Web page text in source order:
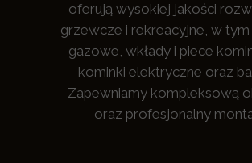
oferują wysokiej jakości
grzewcze i rekreacyjne, w tym
gazowe, wkłady i piece
kominki elektryczne oraz
Zapewniamy kompleksową
oraz profesjonalny